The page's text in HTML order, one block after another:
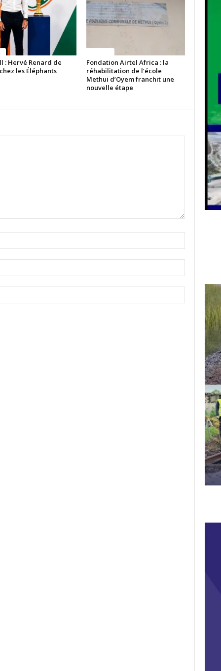
: Hervé Renard de
les Éléphants
Fondation Airtel Africa : la
réhabilitation de l’école
Methui d’Oyem franchit une
nouvelle étape